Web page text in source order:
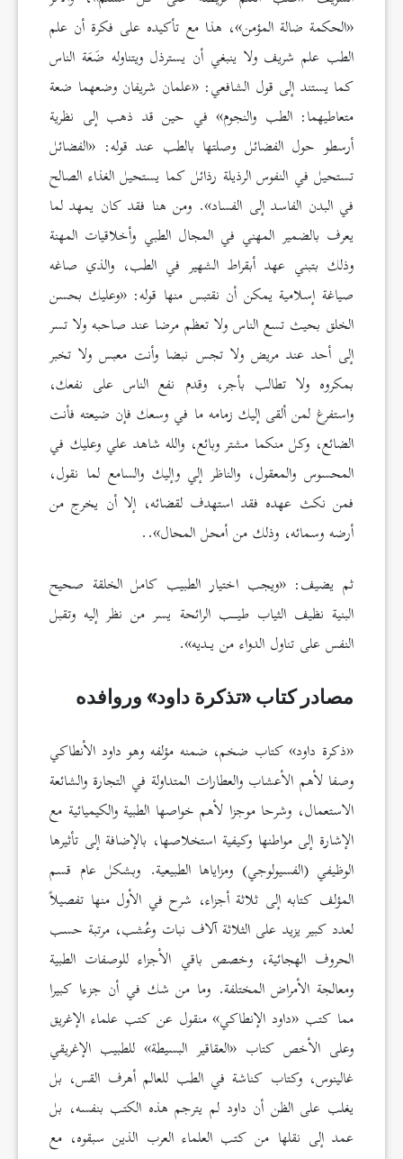
«الحكمة ضالة المؤمن»، هذا مع تأكيده على فكرة أن علم
الطب علم شريف ولا ينبغي أن يسترذل ويتناوله ضَعَة الناس
كما يستند إلى قول الشافعي: «علمان شريفان وضعهما ضعة
متعاطيهما: الطب والنجوم» في حين قد ذهب إلى نظرية
أرسطو حول الفضائل وصلتها بالطب عند قوله: «الفضائل
تستحيل في النفوس الرذيلة رذائل كما يستحيل الغذاء الصالح
في البدن الفاسد إلى الفساد». ومن هنا فقد كان يمهد لما
يعرف بالضمير المهني في المجال الطبي وأخلاقيات المهنة
وذلك بتبني عهد أبقراط الشهير في الطب، والذي صاغه
صياغة إسلامية يمكن أن نقتبس منها قوله: «وعليك بحسن
الخلق بحيث تسع الناس ولا تعظم مرضا عند صاحبه ولا تسر
إلى أحد عند مريض ولا تجس نبضا وأنت معبس ولا تخبر
بمكروه ولا تطالب بأجر، وقدم نفع الناس على نفعك،
واستفرغ لمن ألقى إليك زمامه ما في وسعك فإن ضيعته فأنت
الضائع، وكل منكما مشتر وبائع، والله شاهد علي وعليك في
المحسوس والمعقول، والناظر إلي وإليك والسامع لما نقول،
فمن نكث عهده فقد استهدف لقضائه، إلا أن يخرج من
أرضه وسمائه، وذلك من أمحل المحال»..
ثم يضيف: «ويجب اختيار الطبيب كامل الخلقة صحيح
البنية نظيف الثياب طيــب الرائحة يسر من نظر إليه وتقبل
النفس على تناول الدواء من يـديه».
مصادر كتاب «تذكرة داود» وروافده
«ذكرة داود» كتاب ضخم، ضمنه مؤلفه وهو داود الأنطاكي
وصفا لأهم الأعشاب والعطارات المتداولة في التجارة والشائعة
الاستعمال، وشرحا موجزا لأهم خواصها الطبية والكيميائية مع
الإشارة إلى مواطنها وكيفية استخلاصها، بالإضافة إلى تأثيرها
الوظيفي (الفسيولوجي) ومزاياها الطبيعية. وبشكل عام قسم
المؤلف كتابه إلى ثلاثة أجزاء، شرح في الأول منها تفصيلاً
لعدد كبير يزيد على الثلاثة آلاف نبات وعُشب، مرتبة حسب
الحروف الهجائية، وخصص باقي الأجزاء للوصفات الطبية
ومعالجة الأمراض المختلفة. وما من شك في أن جزءا كبيرا
مما كتب «داود الإنطاكي» منقول عن كتب علماء الإغريق
وعلى الأخص كتاب «العقاقير البسيطة» للطبيب الإغريقي
غالينوس، وكتاب كناشة في الطب للعالم أهرف القس، بل
يغلب على الظن أن داود لم يترجم هذه الكتب بنفسه، بل
عمد إلى نقلها من كتب العلماء العرب الذين سبقوه، مع